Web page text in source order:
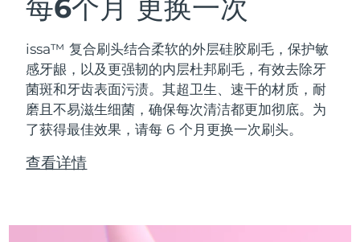
每6个月 更换一次
issa™ 复合刷头结合柔软的外层硅胶刷毛，保护敏
感牙龈，以及更强韧的内层杜邦刷毛，有效去除牙
菌斑和牙齿表面污渍。其超卫生、速干的材质，耐
磨且不易滋生细菌，确保每次清洁都更加彻底。为
了获得最佳效果，请每 6 个月更换一次刷头。
查看详情